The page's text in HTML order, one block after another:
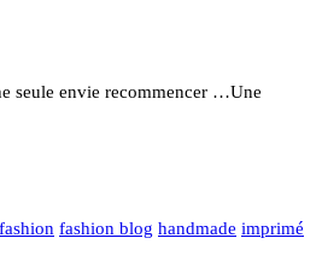
seule envie recommencer …Une
fashion fashion blog handmade imprimé